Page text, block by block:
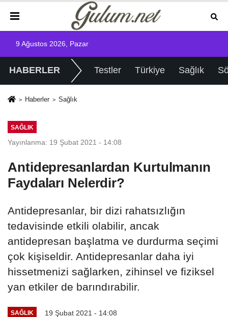
9 Ağustos 2026, Pazar
HABERLER Testler Türkiye Sağlık
Haberler Sağlık
SAĞLIK
Yayınlanma: 19 Şubat 2021 - 14:08
Antidepresanlardan Kurtulmanın
Faydaları Nelerdir?
Antidepresanlar, bir dizi rahatsızlığın
tedavisinde etkili olabilir, ancak
antidepresan başlatma ve durdurma seçimi
çok kişiseldir. Antidepresanlar daha iyi
hissetmenizi sağlarken, zihinsel ve fiziksel
yan etkiler de barındırabilir.
SAĞLIK 19 Şubat 2021 - 14:08